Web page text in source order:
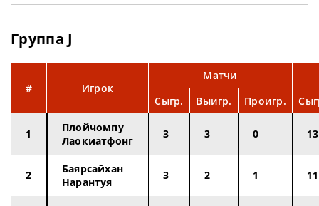
Группа J
# Игрок
Матчи
Сыгр.
Выигр. Проигр.
1
Плойчомпу
Лаокиатфонг
3 3 0 13
2
Баярсайхан
Нарантуя
3 2 1 11